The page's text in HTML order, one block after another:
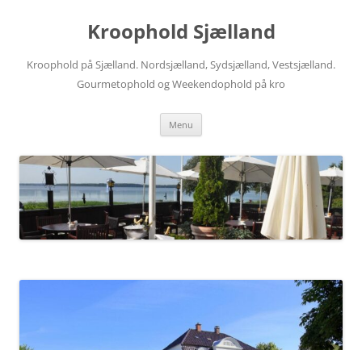
Kroophold Sjælland
Kroophold på Sjælland. Nordsjælland, Sydsjælland, Vestsjælland.
Gourmetophold og Weekendophold på kro
Menu